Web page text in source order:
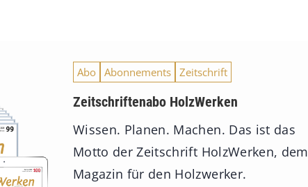
Abo Abonnements Zeitschrift
Zeitschriftenabo HolzWerken
Wissen. Planen. Machen. Das ist das
Motto der Zeitschrift HolzWerken, dem
Magazin für den Holzwerker.